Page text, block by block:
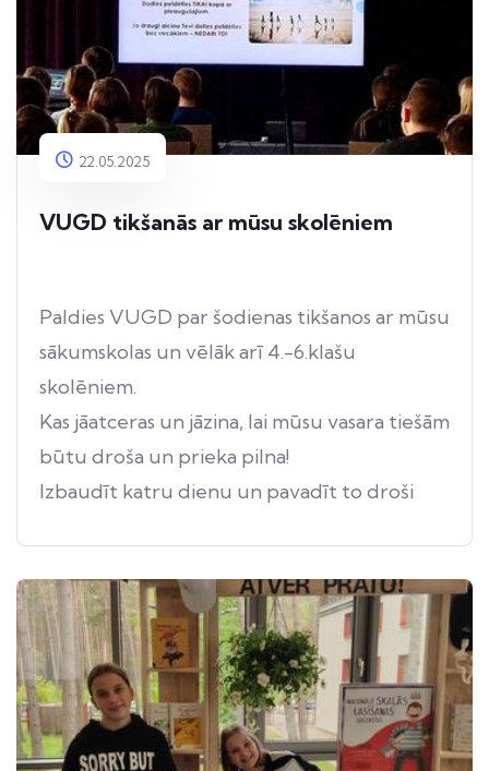
22.05.2025
VUGD tikšanās ar mūsu skolēniem
Paldies VUGD par šodienas tikšanos ar mūsu
sākumskolas un vēlāk arī 4.-6.klašu
skolēniem.
Kas jāatceras un jāzina, lai mūsu vasara tiešām
būtu droša un prieka pilna!
Izbaudīt katru dienu un pavadīt to droši